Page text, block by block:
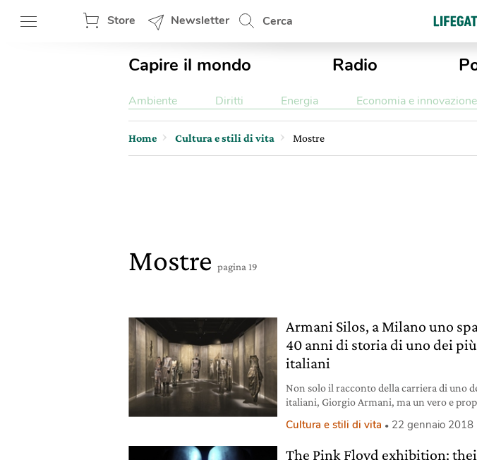
Store Newsletter Cerca
Capire il mondo Radio
Ambiente Diritti Energia Economia e innovazione
Home Cultura e stili di vita Mostre
Mostre pagina 19
Armani Silos, a Milano uno
40 anni di storia di uno dei
italiani
Non solo il racconto della carriera di uno
italiani, Giorgio Armani, ma un vero e
visitare, per chiunque ami il bello.
Cultura e stili di vita 22 gennaio 2018
The Pink Floyd exhibition: